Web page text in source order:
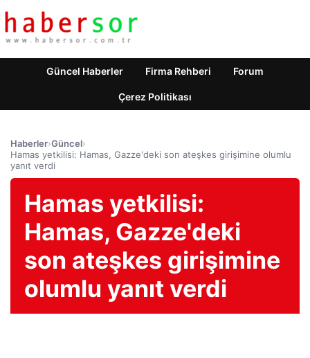
Güncel Haberler Firma Rehberi Forum
Çerez Politikası
Haberler›Güncel›
Hamas yetkilisi: Hamas, Gazze'deki son ateşkes girişimine olumlu
yanıt verdi
Hamas yetkilisi:
Hamas, Gazze'deki
son ateşkes girişimine
olumlu yanıt verdi